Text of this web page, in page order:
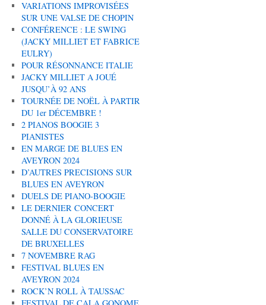
VARIATIONS IMPROVISÉES
SUR UNE VALSE DE CHOPIN
CONFÉRENCE : LE SWING
(JACKY MILLIET ET FABRICE
EULRY)
POUR RÉSONNANCE ITALIE
JACKY MILLIET A JOUÉ
JUSQU’À 92 ANS
TOURNÉE DE NOËL À PARTIR
DU 1er DÉCEMBRE !
2 PIANOS BOOGIE 3
PIANISTES
EN MARGE DE BLUES EN
AVEYRON 2024
D’AUTRES PRECISIONS SUR
BLUES EN AVEYRON
DUELS DE PIANO-BOOGIE
LE DERNIER CONCERT
DONNÉ À LA GLORIEUSE
SALLE DU CONSERVATOIRE
DE BRUXELLES
7 NOVEMBRE RAG
FESTIVAL BLUES EN
AVEYRON 2024
ROCK’N ROLL À TAUSSAC